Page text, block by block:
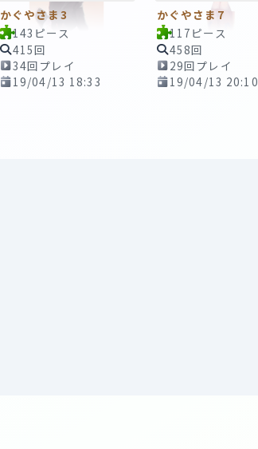
かぐやさま3
143ピース
415回
34回プレイ
19/04/13 18:33
かぐやさま7
117ピース
458回
29回プレイ
19/04/13 20:10